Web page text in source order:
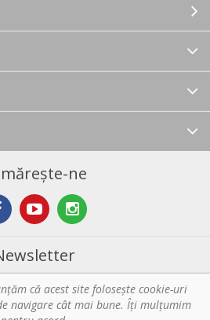
ne
Abonare
că acest site foloseşte cookie-uri
navigare cât mai bune. Îţi mulțumim